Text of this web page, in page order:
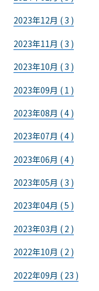
2023年12月 ( 3 )
2023年11月 ( 3 )
2023年10月 ( 3 )
2023年09月 ( 1 )
2023年08月 ( 4 )
2023年07月 ( 4 )
2023年06月 ( 4 )
2023年05月 ( 3 )
2023年04月 ( 5 )
2023年03月 ( 2 )
2022年10月 ( 2 )
2022年09月 ( 23 )